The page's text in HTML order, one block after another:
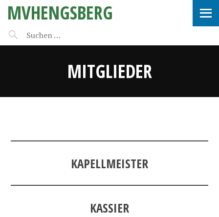
MVHENGSBERG
MITGLIEDER
KAPELLMEISTER
KASSIER